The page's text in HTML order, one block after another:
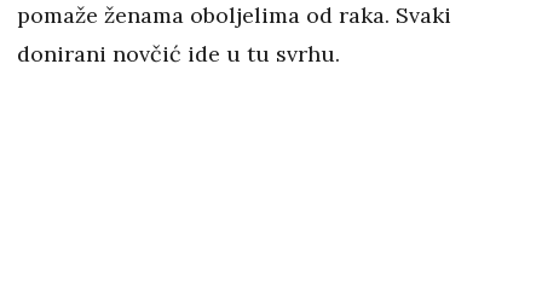
pomaže ženama oboljelima od raka. Svaki
donirani novčić ide u tu svrhu.